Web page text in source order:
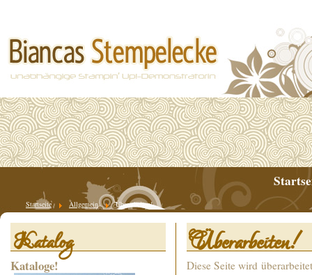
Startseite Allgemein Überarbeiten!
Katalog
Kataloge!
Überarbeiten!
Diese Seite wird